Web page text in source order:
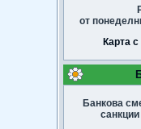
от
Карта
Банкова